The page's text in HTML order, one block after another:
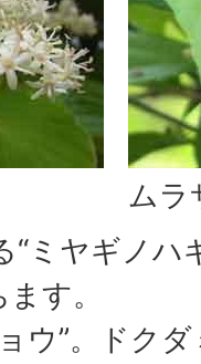
ムラ
ミヤギノハ
す。
ウ”。ドク